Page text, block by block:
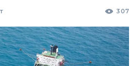
307